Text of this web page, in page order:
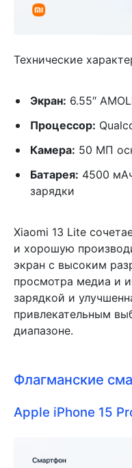
Технические
Экран: 6.55″
Процессор:
Камера: 50 МП
Батарея: 4500
зарядки
Xiaomi 13 Lite
и хорошую
экран с высоким
просмотра медиа и
зарядкой и
привлекательным
диапазоне.
Флагманские
Apple iPhone 15